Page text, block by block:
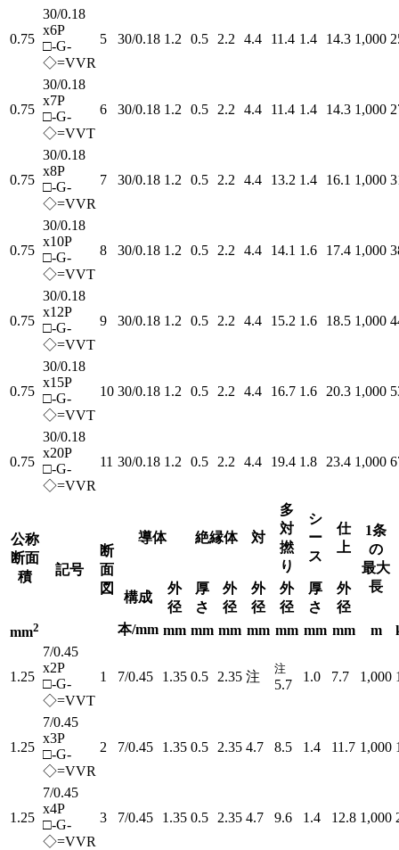
0.75
30/0.18
x6P
□-G-
◇=VVR
5 30/0.18 1.2 0.5 2.2 4.4 11.4 1.4 14.3 1,000
0.75
30/0.18
x7P
□-G-
◇=VVT
6 30/0.18 1.2 0.5 2.2 4.4 11.4 1.4 14.3 1,000
0.75
30/0.18
x8P
□-G-
◇=VVR
7 30/0.18 1.2 0.5 2.2 4.4 13.2 1.4 16.1 1,000
0.75
30/0.18
x10P
□-G-
◇=VVT
8 30/0.18 1.2 0.5 2.2 4.4 14.1 1.6 17.4 1,000
0.75
30/0.18
x12P
□-G-
◇=VVT
9 30/0.18 1.2 0.5 2.2 4.4 15.2 1.6 18.5 1,000
0.75
30/0.18
x15P
□-G-
◇=VVT
10 30/0.18 1.2 0.5 2.2 4.4 16.7 1.6 20.3 1,000
0.75
30/0.18
x20P
□-G-
◇=VVR
11 30/0.18 1.2 0.5 2.2 4.4 19.4 1.8 23.4 1,000
公称
断面
積
記号
断
面
図
導体 絶縁体 対
多
対
撚
り
シ
ー
ス
仕
上
1条
の
最大
長
構成
外
径
厚
さ
外
径
外
径
外
径
厚
さ
外
径
mm2 本/mm mm mm mm mm mm mm mm m
1.25
7/0.45
x2P
□-G-
◇=VVT
1 7/0.45 1.35 0.5 2.35 注
注
5.7
1.0 7.7 1,000
1.25
7/0.45
x3P
□-G-
◇=VVR
2 7/0.45 1.35 0.5 2.35 4.7 8.5 1.4 11.7 1,000
1.25
7/0.45
x4P
□-G-
◇=VVR
3 7/0.45 1.35 0.5 2.35 4.7 9.6 1.4 12.8 1,000